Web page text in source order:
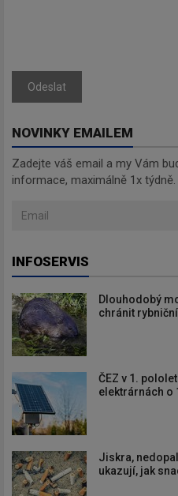
Odeslat
NOVINKY EMAILEM
Zadejte váš email a my Vám
informace, maximálně 1x týdně.
INFOSERVIS
Dlouhodobý
chránit
ČEZ v 1.
elektrárnách o
Jiskra,
ukazují, jak